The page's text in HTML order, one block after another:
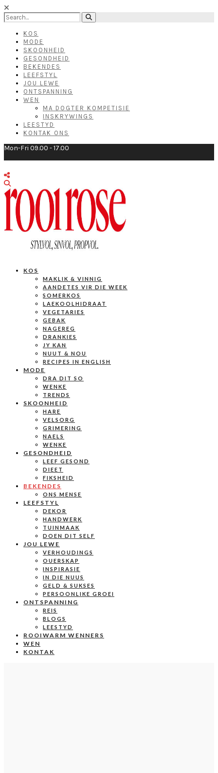
KOS
MODE
SKOONHEID
GESONDHEID
BEKENDES
LEEFSTYL
JOU LEWE
ONTSPANNING
WEN
MA DOGTER KOMPETISIE
INSKRYWINGS
LEESTYD
KONTAK ONS
Mon-Fri 09.00 - 17.00
KOS
MAKLIK & VINNIG
AANDETES VIR DIE WEEK
SOMERKOS
LAEKOOLHIDRAAT
VEGETARIES
GEBAK
NAGEREG
DRANKIES
JY KAN
NUUT & NOU
RECIPES IN ENGLISH
MODE
DRA DIT SO
WENKE
TRENDS
SKOONHEID
HARE
VELSORG
GRIMERING
NAELS
WENKE
GESONDHEID
LEEF GESOND
DIEET
FIKSHEID
BEKENDES
ONS MENSE
LEEFSTYL
DEKOR
HANDWERK
TUINMAAK
DOEN DIT SELF
JOU LEWE
VERHOUDINGS
OUERSKAP
INSPIRASIE
IN DIE NUUS
GELD & SUKSES
PERSOONLIKE GROEI
ONTSPANNING
REIS
BLOGS
LEESTYD
ROOIWARM WENNERS
WEN
KONTAK